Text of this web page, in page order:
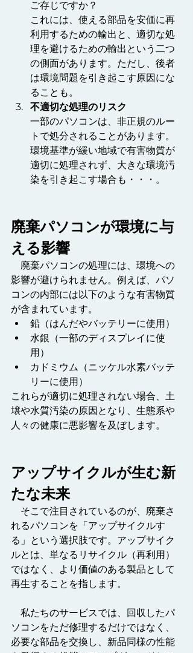
ご存じですか？
これには、使える部品を安価に再
利用するための輸出と、適切な処
理を避けるための輸出という二つ
の側面があります。ただし、後者
は環境問題を引き起こす原因にな
ることも。
不適切な処理のリスク
一部のパソコンは、非正規のルー
トで処分されることがあります。
環境基準が緩い地域で有害物質が
適切に処理されず、大きな環境汚
染を引き起こす場合も・・・。
廃棄パソコンが環境に与
える影響
廃棄パソコンの処理には、環境への
影響が避けられません。例えば、パソ
コンの内部には以下のような有害物質
が含まれています。
鉛（はんだやバッテリーに使用）
水銀（一部のディスプレイに使
用）
カドミウム（ニッケル水素バッテ
リーに使用）
これらが適切に処理されない場合、土
壌や水質汚染の原因となり、生態系や
人々の健康に悪影響を及ぼします。
アップサイクルが生む新
たな未来
そこで注目されているのが、廃棄さ
れるパソコンを「アップサイクルす
る」という選択肢です。アップサイク
ルとは、単なるリサイクル（再利用）
ではなく、より価値のある製品として
再生することを指します。
私たちのサービスでは、回収したパ
ソコンをただ修理するだけではなく、
必要な部品を交換し、新品同様の性能